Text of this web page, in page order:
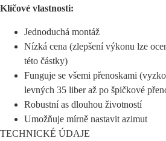
Klíčové vlastnosti:
Jednoduchá montáž
Nízká cena (zlepšení výkonu lze
této částky)
Funguje se všemi přenoskami
levných 35 liber až po špičkové
Robustní as dlouhou životností
Umožňuje mírně nastavit azimut
TECHNICKÉ ÚDAJE